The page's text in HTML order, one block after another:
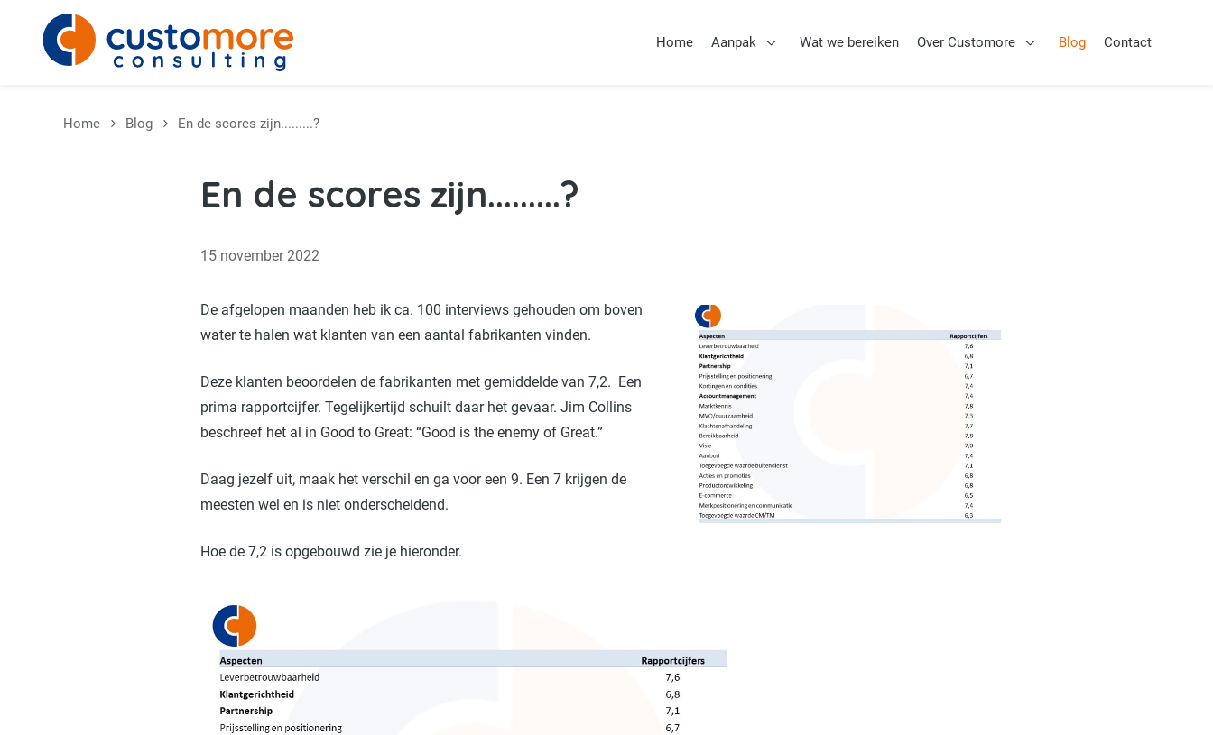
Overslaan en naar de inhoud gaan
Home Aanpak Wat we bereiken Over Customore
Open Over Customore
Blog Contact
Home Blog En de scores zijn.........?
En de scores zijn.........?
15 november 2022
De afgelopen maanden heb ik ca. 100 interviews gehouden om boven
water te halen wat klanten van een aantal fabrikanten vinden.
Deze klanten beoordelen de fabrikanten met gemiddelde van 7,2. Een
prima rapportcijfer. Tegelijkertijd schuilt daar het gevaar. Jim Collins
beschreef het al in Good to Great: “Good is the enemy of Great.”
Daag jezelf uit, maak het verschil en ga voor een 9. Een 7 krijgen de
meesten wel en is niet onderscheidend.
Hoe de 7,2 is opgebouwd zie je hieronder.